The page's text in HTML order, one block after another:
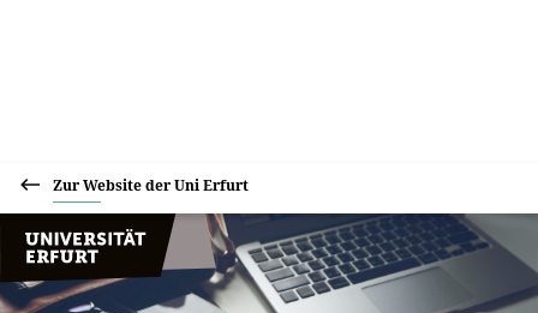
Zur Website der Uni Erfurt